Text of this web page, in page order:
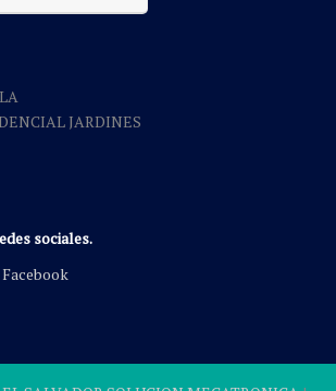
JARDINES
sociales.
Facebook